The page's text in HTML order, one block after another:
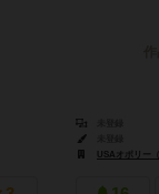
USAオポリー